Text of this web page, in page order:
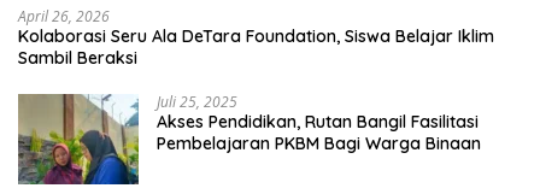
April 26, 2026
Kolaborasi Seru Ala DeTara Foundation, Siswa Belajar Iklim
Sambil Beraksi
Juli 25, 2025
Akses Pendidikan, Rutan Bangil Fasilitasi
Pembelajaran PKBM Bagi Warga Binaan